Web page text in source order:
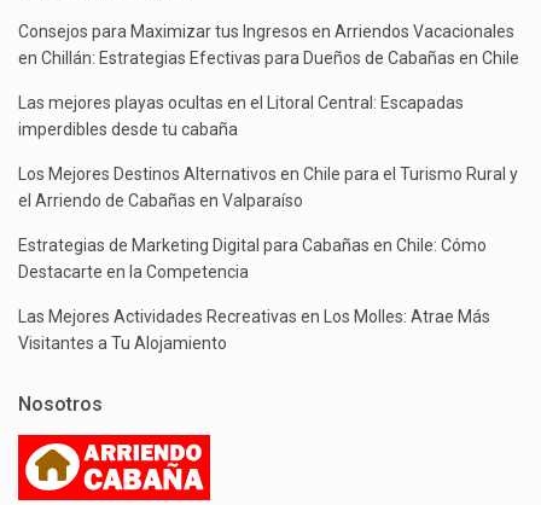
Consejos para Maximizar tus Ingresos en Arriendos Vacacionales
en Chillán: Estrategias Efectivas para Dueños de Cabañas en Chile
Las mejores playas ocultas en el Litoral Central: Escapadas
imperdibles desde tu cabaña
Los Mejores Destinos Alternativos en Chile para el Turismo Rural y
el Arriendo de Cabañas en Valparaíso
Estrategias de Marketing Digital para Cabañas en Chile: Cómo
Destacarte en la Competencia
Las Mejores Actividades Recreativas en Los Molles: Atrae Más
Visitantes a Tu Alojamiento
Nosotros